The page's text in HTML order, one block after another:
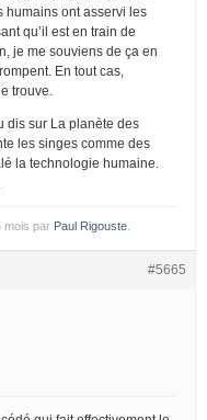
humains ont asservi les
qu’il est en train de
je me souviens de ça en
En tout cas,
trouve.
dis sur La planète des
les singes comme des
la technologie humaine.
mois par Paul Rigouste
#5665